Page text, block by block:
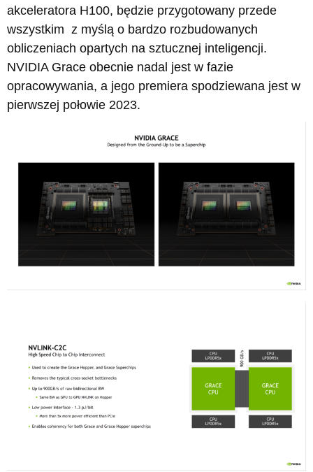
akceleratora H100, będzie przygotowany przede
wszystkim z myślą o bardzo rozbudowanych
obliczeniach opartych na sztucznej inteligencji.
NVIDIA Grace obecnie nadal jest w fazie
opracowywania, a jego premiera spodziewana jest w
pierwszej połowie 2023.